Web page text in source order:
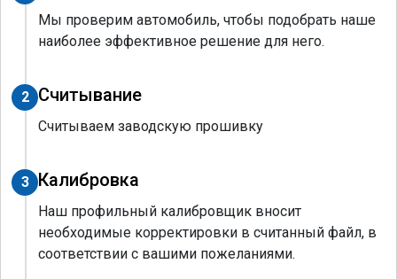
Мы проверим автомобиль, чтобы подобрать наше
наиболее эффективное решение для него.
2 Считывание
Считываем заводскую прошивку
3 Калибровка
Наш профильный калибровщик вносит
необходимые корректировки в считанный файл, в
соответствии с вашими пожеланиями.